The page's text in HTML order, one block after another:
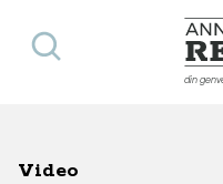
din
Søg
Video